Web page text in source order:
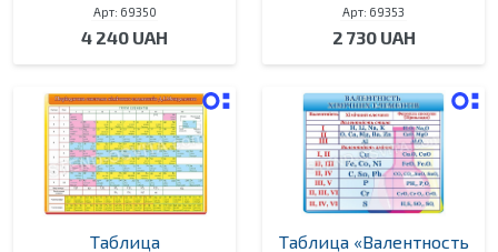
Арт: 69350
4 240 UAH
Арт: 69353
2 730 UAH
Таблица Таблица «Валентность